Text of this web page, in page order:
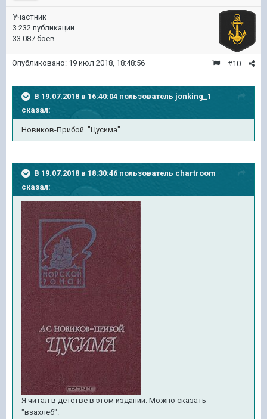
Участник
3 232 публикации
33 087 боёв
#10
Опубликовано: 19 июл 2018, 18:48:56
В 19.07.2018 в 16:40:04 пользователь jonking_1
сказал:
Новиков-Прибой "Цусима"
В 19.07.2018 в 18:30:46 пользователь chartroom
сказал:
Я читал в детстве в этом издании. Можно сказать
"взахлеб".